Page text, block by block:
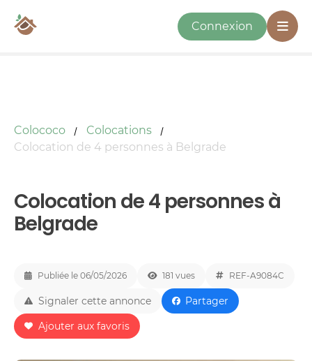
Connexion
Colococo
Colocations
Colocation de 4 personnes à Belgrade
Colocation de 4 personnes à
Belgrade
Publiée le 06/05/2026 181 vues REF-A9084C
Signaler cette annonce
Partager
Ajouter aux favoris